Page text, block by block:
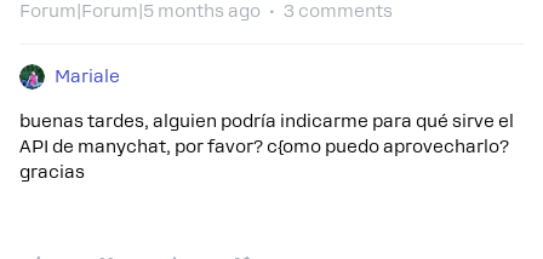
Forum|Forum|5 months ago 3 comments
Mariale
buenas tardes, alguien podría indicarme para qué sirve el
API de manychat, por favor? c{omo puedo aprovecharlo?
gracias